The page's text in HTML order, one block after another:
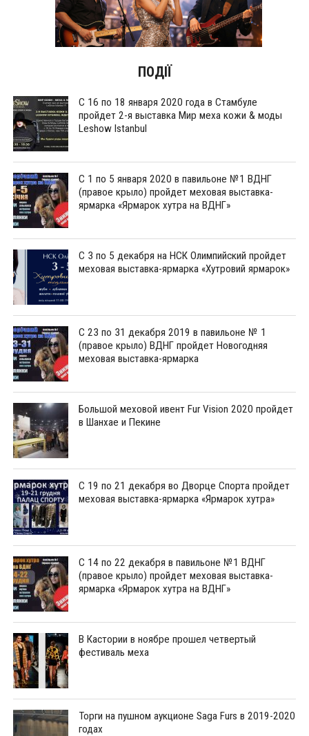
ПОДІЇ
С 16 по 18 января 2020 года в Стамбуле
пройдет 2-я выставка Мир меха кожи & моды
Leshow Istanbul
С 1 по 5 января 2020 в павильоне №1 ВДНГ
(правое крыло) пройдет меховая выставка-
ярмарка «Ярмарок хутра на ВДНГ»
С 3 по 5 декабря на НСК Олимпийский пройдет
меховая выставка-ярмарка «Хутровий ярмарок»
С 23 по 31 декабря 2019 в павильоне № 1
(правое крыло) ВДНГ пройдет Новогодняя
меховая выставка-ярмарка
Большой меховой ивент Fur Vision 2020 пройдет
в Шанхае и Пекине
С 19 по 21 декабря во Дворце Спорта пройдет
меховая выставка-ярмарка «Ярмарок хутра»
С 14 по 22 декабря в павильоне №1 ВДНГ
(правое крыло) пройдет меховая выставка-
ярмарка «Ярмарок хутра на ВДНГ»
В Кастории в ноябре прошел четвертый
фестиваль меха
Торги на пушном аукционе Saga Furs в 2019-2020
годах